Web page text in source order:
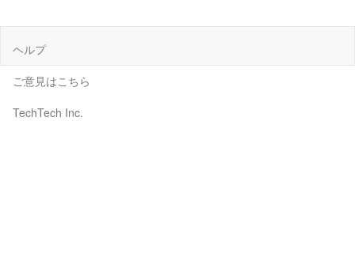
ヘルプ
ご意見はこちら
TechTech Inc.